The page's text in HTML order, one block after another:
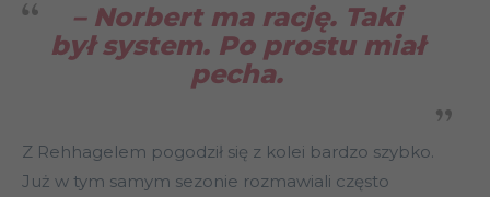
– Norbert ma rację. Taki
był system. Po prostu miał
pecha.
Z Rehhagelem pogodził się z kolei bardzo szybko.
Już w tym samym sezonie rozmawiali często